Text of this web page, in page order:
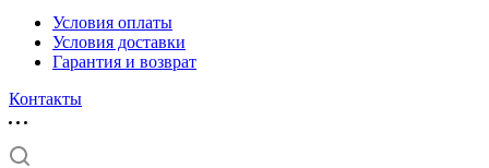
Условия оплаты
Условия доставки
Гарантия и возврат
Контакты